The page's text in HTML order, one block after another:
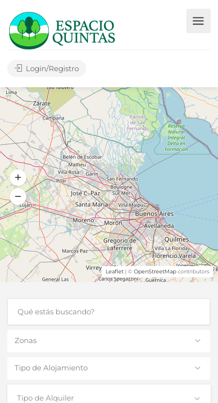
Login/Registro
Leaflet | © OpenStreetMap contributors
Zonas
Tipo de Alojamiento
Tipo de Alquiler